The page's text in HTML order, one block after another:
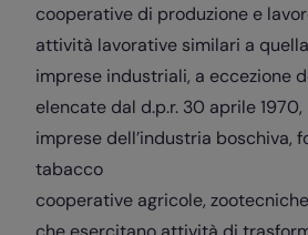
cooperative di produzione e
attività lavorative similari a
imprese industriali, a eccezione
elencate dal d.p.r. 30 aprile 1970,
imprese dell’industria boschiva,
tabacco
cooperative agricole,